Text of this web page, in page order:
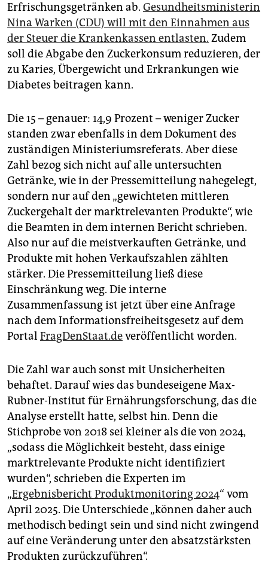
Erfrischungsgetränken ab. Gesundheitsministerin
Nina Warken (CDU) will mit den Einnahmen aus
der Steuer die Krankenkassen entlasten. Zudem
soll die Abgabe den Zuckerkonsum reduzieren, der
zu Karies, Übergewicht und Erkrankungen wie
Diabetes beitragen kann.
Die 15 – genauer: 14,9 Prozent – weniger Zucker
standen zwar ebenfalls in dem Dokument des
zuständigen Ministeriumsreferats. Aber diese
Zahl bezog sich nicht auf alle untersuchten
Getränke, wie in der Pressemitteilung nahegelegt,
sondern nur auf den „gewichteten mittleren
Zuckergehalt der marktrelevanten Produkte“, wie
die Beamten in dem internen Bericht schrieben.
Also nur auf die meistverkauften Getränke, und
Produkte mit hohen Verkaufszahlen zählten
stärker. Die Pressemitteilung ließ diese
Einschränkung weg. Die interne
Zusammenfassung ist jetzt über eine Anfrage
nach dem Informationsfreiheitsgesetz auf dem
Portal FragDenStaat.deveröffentlicht worden.
Die Zahl war auch sonst mit Unsicherheiten
behaftet. Darauf wies das bundeseigene Max-
Rubner-Institut für Ernährungsforschung, das die
Analyse erstellt hatte, selbst hin. Denn die
Stichprobe von 2018 sei kleiner als die von 2024,
„sodass die Möglichkeit besteht, dass einige
marktrelevante Produkte nicht identifiziert
wurden“, schrieben die Experten im
„Ergebnisbericht Produktmonitoring 2024“ vom
April 2025. Die Unterschiede „können daher auch
methodisch bedingt sein und sind nicht zwingend
auf eine Veränderung unter den absatzstärksten
Produkten zurückzuführen“.